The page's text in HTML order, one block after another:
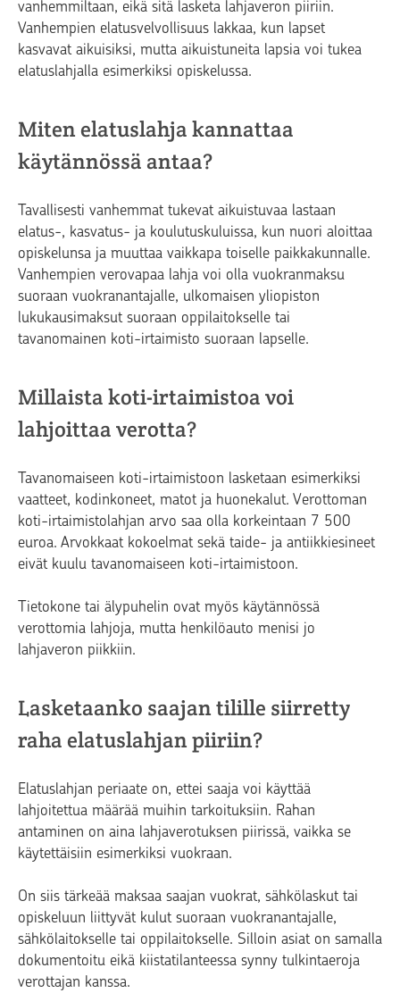
vanhemmiltaan, eikä sitä lasketa lahjaveron piiriin.
Vanhempien elatusvelvollisuus lakkaa, kun lapset
kasvavat aikuisiksi, mutta aikuistuneita lapsia voi tukea
elatuslahjalla esimerkiksi opiskelussa.
Miten elatuslahja kannattaa
käytännössä antaa?
Tavallisesti vanhemmat tukevat aikuistuvaa lastaan
elatus-, kasvatus- ja koulutuskuluissa, kun nuori aloittaa
opiskelunsa ja muuttaa vaikkapa toiselle paikkakunnalle.
Vanhempien verovapaa lahja voi olla vuokranmaksu
suoraan vuokranantajalle, ulkomaisen yliopiston
lukukausimaksut suoraan oppilaitokselle tai
tavanomainen koti-irtaimisto suoraan lapselle.
Millaista koti-irtaimistoa voi
lahjoittaa verotta?
Tavanomaiseen koti-irtaimistoon lasketaan esimerkiksi
vaatteet, kodinkoneet, matot ja huonekalut. Verottoman
koti-irtaimistolahjan arvo saa olla korkeintaan 7 500
euroa. Arvokkaat kokoelmat sekä taide- ja antiikkiesineet
eivät kuulu tavanomaiseen koti-irtaimis­toon.
Tietokone tai älypuhelin ovat myös käytännössä
verottomia lahjoja, mutta henkilöauto menisi jo
lahjaveron piikkiin.
Lasketaanko saajan tilille siirretty
raha elatuslahjan piiriin?
Elatuslahjan periaate on, ettei saaja voi käyttää
lahjoitettua määrää muihin tarkoituksiin. Rahan
antaminen on aina lahjaverotuksen piirissä, vaikka se
käytettäisiin esimerkiksi vuokraan.
On siis tärkeää maksaa saajan vuokrat, sähkölaskut tai
opiskeluun liittyvät kulut suoraan vuokranantajalle,
sähkölaitokselle tai oppilaitokselle. Silloin asiat on samalla
dokumentoitu eikä kiistatilanteessa synny tulkintaeroja
verottajan kanssa.